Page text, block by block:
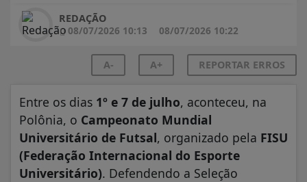
REDAÇÃO
08/07/2026 10:13
08/07/2026 10:22
A- A+ REPORTAR ERROS
Entre os dias 1º e 7 de julho, aconteceu, na
Polônia, o Campeonato Mundial
Universitário de Futsal, organizado pela FISU
(Federação Internacional do Esporte
Universitário). Defendendo a Seleção